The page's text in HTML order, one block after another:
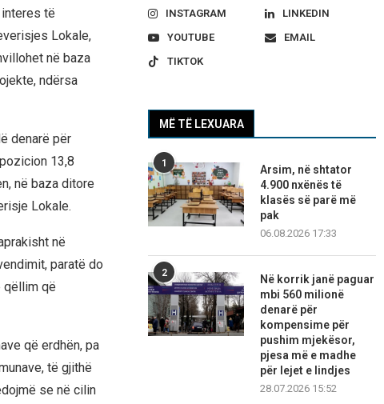
të
Lokale,
në baza
ndërsa
denarë për
13,8
në baza ditore
Lokale.
në
paratë do
qëllim që
që erdhën, pa
të gjithë
se në cilin
INSTAGRAM
LINKEDIN
YOUTUBE
EMAIL
TIKTOK
MË TË LEXUARA
1
Arsim, në shtator
4.900 nxënës të
klasës së parë më
pak
06.08.2026 17:33
2
Në korrik janë paguar
mbi 560 milionë
denarë për
kompensime për
pushim mjekësor,
pjesa më e madhe
për lejet e lindjes
28.07.2026 15:52